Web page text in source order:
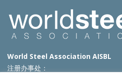
World Steel Association AISBL
注册办事处：